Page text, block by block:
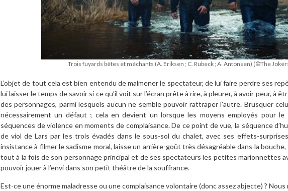
Trois fuyards bêtes et méchants (A. Eriksen ; C. Rubeck ; A. Antonsen) (©The
L’objet de tout cela est bien entendu de malmener le spectateur, de lui faire perdre ses
lui laisser le temps de savoir si ce qu’il voit sur l’écran prête à rire, à pleurer, à avoir peur, à
des personnages, parmi lesquels aucun ne semble pouvoir rattraper l’autre. Brusquer
nécessairement un défaut ; cela en devient un lorsque les moyens employés pour
séquences de violence en moments de complaisance. De ce point de vue, la séquence
de viol de Lars par les trois évadés dans le sous-sol du chalet, avec ses effets-
insistance à filmer le sadisme moral, laisse un arrière-goût très désagréable dans la
tout à la fois de son personnage principal et de ses spectateurs les petites marionnettes
pouvoir jouer à l’envi dans son petit théâtre de la souffrance.
Est-ce une énorme maladresse ou une complaisance volontaire (donc assez abjecte) ?